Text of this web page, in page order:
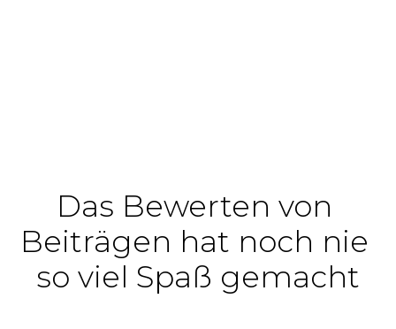
Das Bewerten von
Beiträgen hat noch nie
so viel Spaß gemacht